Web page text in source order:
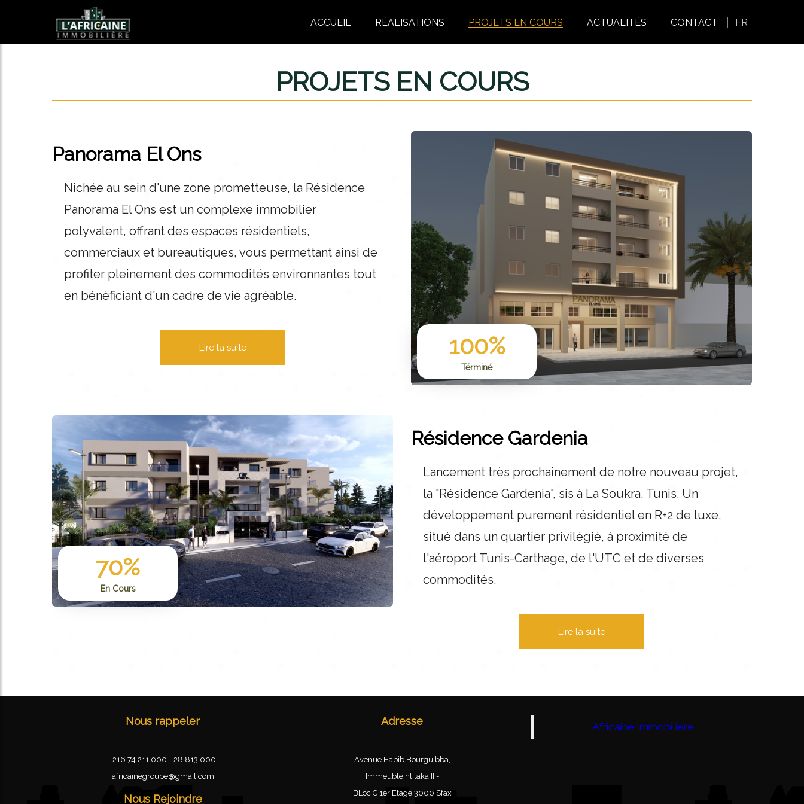
ACCUEIL RÉALISATIONS PROJETS EN COURS ACTUALITÉS CONTACT FR
PROJETS EN COURS
Panorama El Ons
Nichée au sein d'une zone prometteuse, la Résidence
Panorama El Ons est un complexe immobilier
polyvalent, offrant des espaces résidentiels,
commerciaux et bureautiques, vous permettant ainsi de
profiter pleinement des commodités environnantes tout
en bénéficiant d'un cadre de vie agréable.
Lire la suite 100%
Términé
70%
En Cours
Résidence Gardenia
Lancement très prochainement de notre nouveau projet,
la "Résidence Gardenia", sis à La Soukra, Tunis. Un
développement purement résidentiel en R+2 de luxe,
situé dans un quartier privilégié, à proximité de
l'aéroport Tunis-Carthage, de l'UTC et de diverses
commodités.
Lire la suite
Nous rappeler
+216 74 211 000 - 28 813 000
africainegroupe@gmail.com
Nous Rejoindre
Adresse
Avenue Habib Bourguibba,
ImmeubleIntilaka II -
BLoc C 1er Etage 3000 Sfax
Africaine Immobiliere